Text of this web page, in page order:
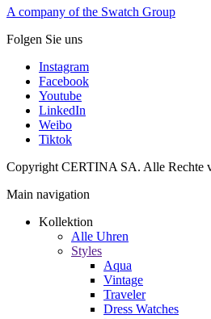
A company of the Swatch Group
Folgen Sie uns
Instagram
Facebook
Youtube
LinkedIn
Weibo
Tiktok
Copyright CERTINA SA. Alle Rechte
Main navigation
Kollektion
Alle Uhren
Styles
Aqua
Vintage
Traveler
Dress Watches